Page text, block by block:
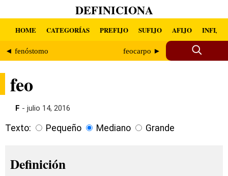
DEFINICIONA
HOME CATEGORÍAS PREFIJO SUFIJO AFIJO INFIJO
◄ fenóstomo feocarpo ►
feo
F - julio 14, 2016
Texto: Pequeño Mediano Grande
Definición